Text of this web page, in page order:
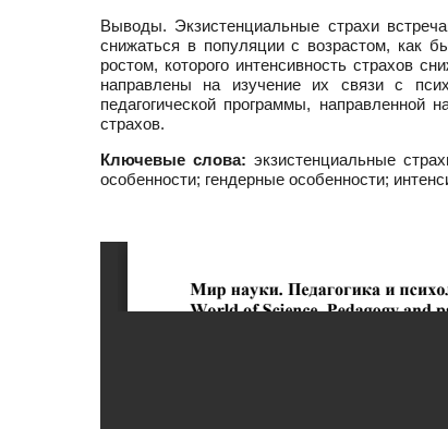
Выводы. Экзистенциальные страхи
снижаться в популяции с возрастом, как
ростом, которого интенсивность страхов
направлены на изучение их связи с
педагогической программы, направленной
страхов.
Ключевые слова: экзистенциальные
особенности; гендерные особенности;